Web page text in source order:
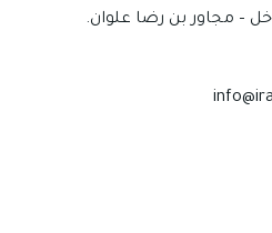
– مجاور بن رضا علوان.